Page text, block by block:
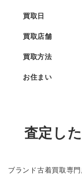
買取日
買取店舗
買取方法
お住まい
査定し
ブランド古着買取専